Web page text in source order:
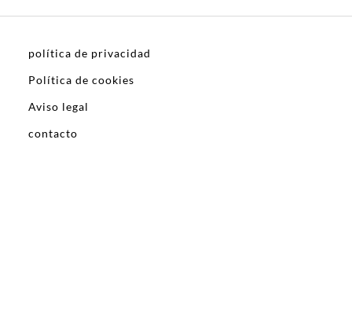
política de privacidad
Política de cookies
Aviso legal
contacto